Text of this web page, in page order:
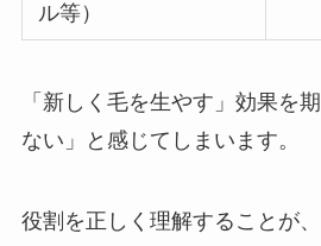
ル等）
「新しく毛を生やす」効果を
ない」と感じてしまいます。
役割を正しく理解することが